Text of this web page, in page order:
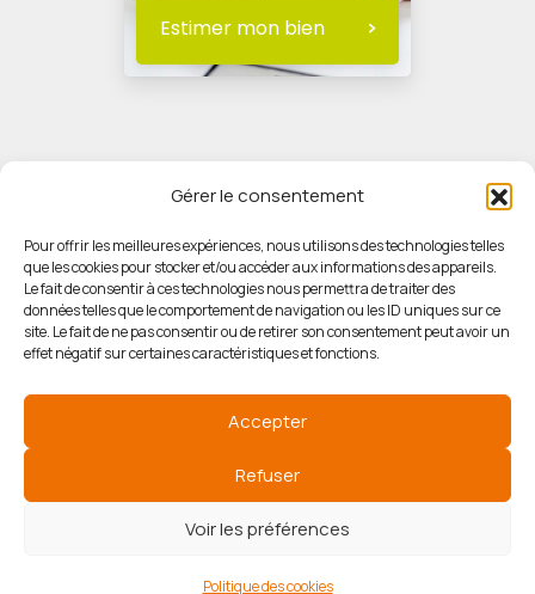
Gérer le consentement
Pour offrir les meilleures expériences, nous utilisons des technologies telles
que les cookies pour stocker et/ou accéder aux informations des appareils.
Le fait de consentir à ces technologies nous permettra de traiter des
données telles que le comportement de navigation ou les ID uniques sur ce
site. Le fait de ne pas consentir ou de retirer son consentement peut avoir un
effet négatif sur certaines caractéristiques et fonctions.
Accepter
Refuser
Voir les préférences
Politique des cookies
Estimer mon bien
© HORIZON IMMOBILIER
Mentions légales
Politique des cookies